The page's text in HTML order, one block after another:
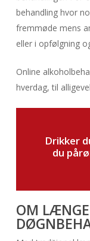
behandling hvor
fremmøde mens
eller i opfølgning
Online
hverdag, til
Drikker
du
OM